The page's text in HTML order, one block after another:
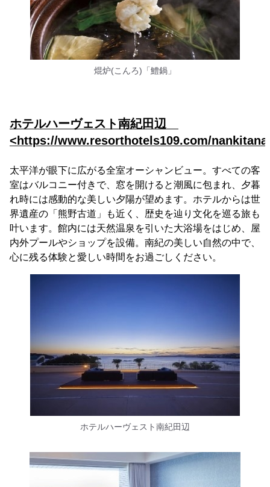
焜炉(こんろ)「鱧鍋」
ホテルハーヴェスト南紀田辺
<https://www.resorthotels109.com/
太平洋が眼下に広がる全室オーシャンビュー。すべての客
室はバルコニー付きで、窓を開けると潮風に包まれ、夕暮
れ時には感動的な美しい夕陽が望めます。ホテルからは世
界遺産の「熊野古道」も近く、歴史を辿り文化を巡る旅も
叶います。館内には天然温泉を引いた大浴場をはじめ、屋
内外プールやショップを設備。南紀の美しい自然の中で、
心に残る体験と愛しい時間をお過ごしください。
ホテルハーヴェスト南紀田辺